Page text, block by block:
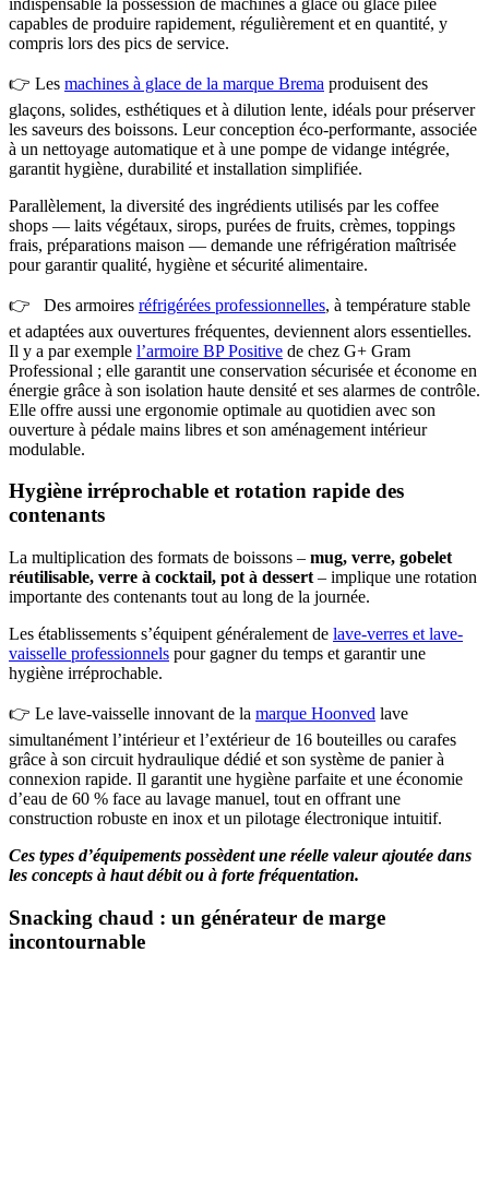
capables de produire rapidement, régulièrement et en quantité, y
compris lors des pics de service.
👉 Les machines à glace de la marque Brema produisent des
glaçons, solides, esthétiques et à dilution lente, idéals pour préserver
les saveurs des boissons. Leur conception éco-performante, associée
à un nettoyage automatique et à une pompe de vidange intégrée,
garantit hygiène, durabilité et installation simplifiée.
Parallèlement, la diversité des ingrédients utilisés par les coffee
shops — laits végétaux, sirops, purées de fruits, crèmes, toppings
frais, préparations maison — demande une réfrigération maîtrisée
pour garantir qualité, hygiène et sécurité alimentaire.
👉 Des armoires réfrigérées professionnelles, à température stable
et adaptées aux ouvertures fréquentes, deviennent alors essentielles.
Il y a par exemple l’armoire BP Positive de chez G+ Gram
Professional ; elle garantit une conservation sécurisée et économe en
énergie grâce à son isolation haute densité et ses alarmes de contrôle.
Elle offre aussi une ergonomie optimale au quotidien avec son
ouverture à pédale mains libres et son aménagement intérieur
modulable.
Hygiène irréprochable et rotation rapide des
contenants
La multiplication des formats de boissons – mug, verre, gobelet
réutilisable, verre à cocktail, pot à dessert – implique une rotation
importante des contenants tout au long de la journée.
Les établissements s’équipent généralement de lave-verres et lave-
vaisselle professionnels pour gagner du temps et garantir une
hygiène irréprochable.
👉 Le lave-vaisselle innovant de la marque Hoonved lave
simultanément l’intérieur et l’extérieur de 16 bouteilles ou carafes
grâce à son circuit hydraulique dédié et son système de panier à
connexion rapide. Il garantit une hygiène parfaite et une économie
d’eau de 60 % face au lavage manuel, tout en offrant une
construction robuste en inox et un pilotage électronique intuitif.
Ces types d’équipements possèdent une réelle valeur ajoutée dans
les concepts à haut débit ou à forte fréquentation.
Snacking chaud : un générateur de marge
incontournable